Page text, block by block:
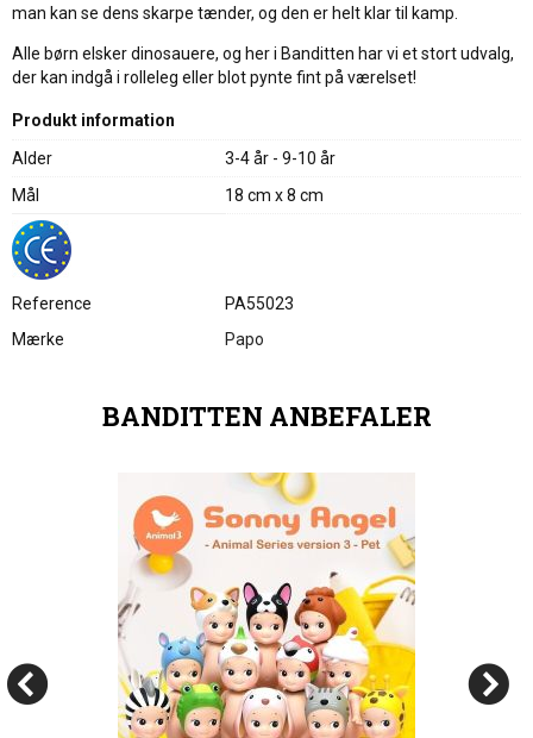
man kan se dens skarpe tænder, og den er helt klar til kamp.
Alle børn elsker dinosauere, og her i Banditten har vi et stort udvalg,
der kan indgå i rolleleg eller blot pynte fint på værelset!
Produkt information
Alder
3-4 år - 9-10 år
Mål
18 cm x 8 cm
Reference
PA55023
Mærke
Papo
BANDITTEN ANBEFALER